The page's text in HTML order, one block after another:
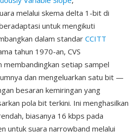
melalui skema delta 1-bit di
untuk mengikuti
dalam standar CCITT
tahun 1970-an, CVS
membandingkan setiap sampel
dan mengeluarkan satu bit —
besaran kemiringan yang
pola bit terkini. Ini menghasilkan
biasanya 16 kbps pada
untuk suara narrowband melalui